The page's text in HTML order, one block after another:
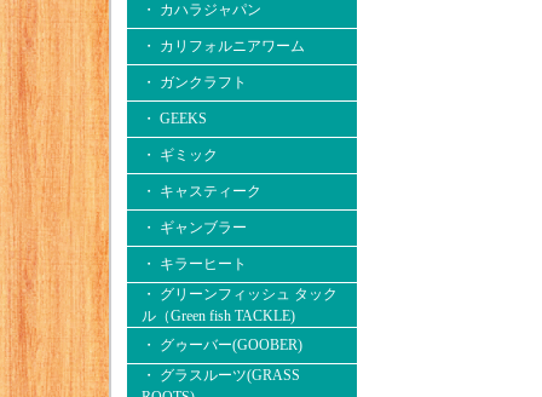
・ カハラジャパン
・ カリフォルニアワーム
・ ガンクラフト
・ GEEKS
・ ギミック
・ キャスティーク
・ ギャンブラー
・ キラーヒート
・ グリーンフィッシュ タック
ル（Green fish TACKLE)
・ グゥーバー(GOOBER)
・ グラスルーツ(GRASS